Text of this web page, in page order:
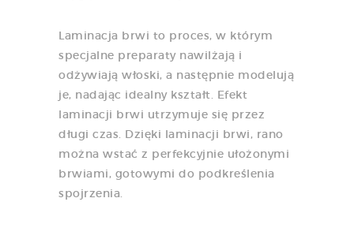
Laminacja brwi to proces, w którym
specjalne preparaty nawilżają i
odżywiają włoski, a następnie modelują
je, nadając idealny kształt. Efekt
laminacji brwi utrzymuje się przez
długi czas. Dzięki laminacji brwi, rano
można wstać z perfekcyjnie ułożonymi
brwiami, gotowymi do podkreślenia
spojrzenia.